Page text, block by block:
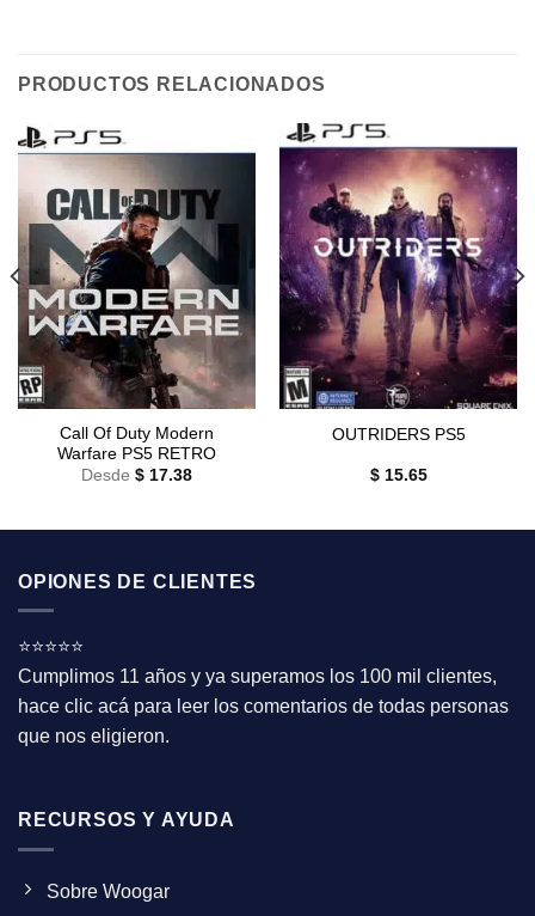
PRODUCTOS RELACIONADOS
Call Of Duty Modern
Warfare PS5 RETRO
Desde $ 17.38
OUTRIDERS PS5
$15.65
OPIONES DE CLIENTES
⭐⭐⭐⭐⭐
Cumplimos 11 años y ya superamos los 100 mil clientes,
hace clic acá para leer los comentarios de todas personas
que nos eligieron.
RECURSOS Y AYUDA
Sobre Woogar